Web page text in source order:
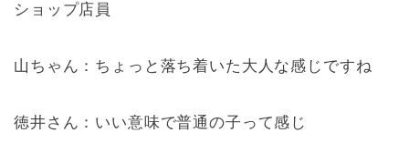
ショップ店員
山ちゃん：ちょっと落ち着いた大人な感じですね
徳井さん：いい意味で普通の子って感じ